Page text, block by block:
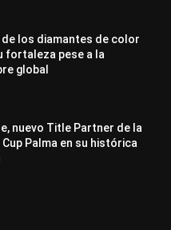
de los diamantes de color
fortaleza pese a la
global
nuevo Title Partner de la
Palma en su histórica